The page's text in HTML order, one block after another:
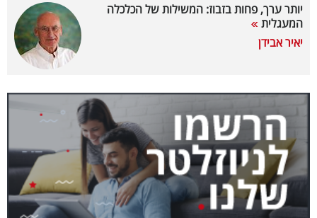
ניוזלטרים
מייל
אדום
יותר ערך, פחות בזבוז: המשילות של הכלכלה
המעגלית
יאיר אבידן